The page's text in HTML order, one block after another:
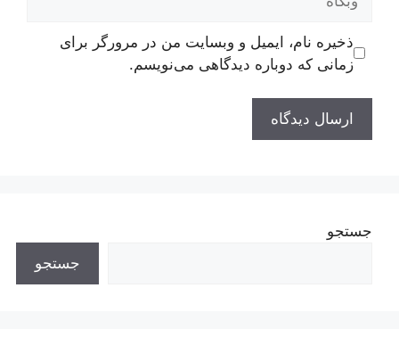
ذخیره نام، ایمیل و وبسایت من در مرورگر برای
زمانی که دوباره دیدگاهی می‌نویسم.
جستجو
جستجو